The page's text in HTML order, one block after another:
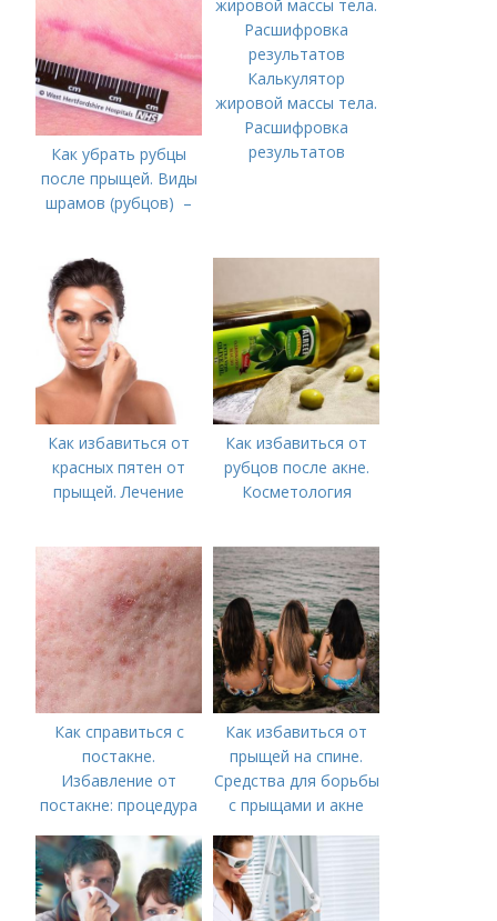
Как убрать рубцы
после прыщей. Виды
шрамов (рубцов) –
Калькулятор
жировой массы тела.
Расшифровка
результатов
Как избавиться от
красных пятен от
прыщей. Лечение
Как избавиться от
рубцов после акне.
Косметология
Как справиться с
постакне.
Избавление от
постакне: процедура
Как избавиться от
прыщей на спине.
Средства для борьбы
с прыщами и акне